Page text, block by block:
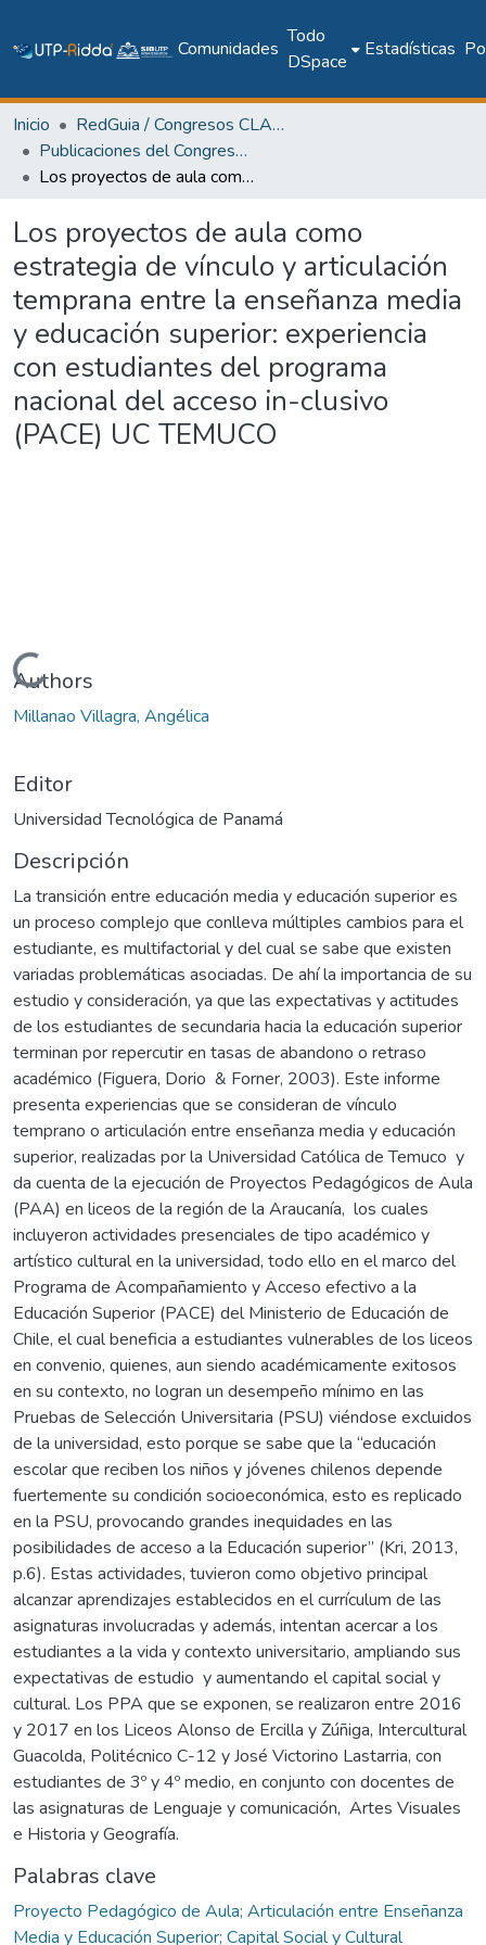
Comunidades
Todo
DSpace
Estadísticas
Inicio
RedGuia / Congresos CLABES
Publicaciones del Congreso Internacional CLABES
Los proyectos de aula como estrategia de vínculo y articulación temprana entre la enseñanza media y educación superior: experiencia con estudiantes del programa nacional del acceso in-clusivo (PACE) UC TEMUCO
Los proyectos de aula como
estrategia de vínculo y articulación
temprana entre la enseñanza media
y educación superior: experiencia
con estudiantes del programa
nacional del acceso in-clusivo
(PACE) UC TEMUCO
Cargando...
Authors
Millanao Villagra, Angélica
Editor
Universidad Tecnológica de Panamá
Descripción
La transición entre educación media y educación superior es
un proceso complejo que conlleva múltiples cambios para el
estudiante, es multifactorial y del cual se sabe que existen
variadas problemáticas asociadas. De ahí la importancia de su
estudio y consideración, ya que las expectativas y actitudes
de los estudiantes de secundaria hacia la educación superior
terminan por repercutir en tasas de abandono o retraso
académico (Figuera, Dorio & Forner, 2003). Este informe
presenta experiencias que se consideran de vínculo
temprano o articulación entre enseñanza media y educación
superior, realizadas por la Universidad Católica de Temuco y
da cuenta de la ejecución de Proyectos Pedagógicos de Aula
(PAA) en liceos de la región de la Araucanía, los cuales
incluyeron actividades presenciales de tipo académico y
artístico cultural en la universidad, todo ello en el marco del
Programa de Acompañamiento y Acceso efectivo a la
Educación Superior (PACE) del Ministerio de Educación de
Chile, el cual beneficia a estudiantes vulnerables de los liceos
en convenio, quienes, aun siendo académicamente exitosos
en su contexto, no logran un desempeño mínimo en las
Pruebas de Selección Universitaria (PSU) viéndose excluidos
de la universidad, esto porque se sabe que la “educación
escolar que reciben los niños y jóvenes chilenos depende
fuertemente su condición socioeconómica, esto es replicado
en la PSU, provocando grandes inequidades en las
posibilidades de acceso a la Educación superior” (Kri, 2013,
p.6). Estas actividades, tuvieron como objetivo principal
alcanzar aprendizajes establecidos en el currículum de las
asignaturas involucradas y además, intentan acercar a los
estudiantes a la vida y contexto universitario, ampliando sus
expectativas de estudio y aumentando el capital social y
cultural. Los PPA que se exponen, se realizaron entre 2016
y 2017 en los Liceos Alonso de Ercilla y Zúñiga, Intercultural
Guacolda, Politécnico C-12 y José Victorino Lastarria, con
estudiantes de 3º y 4º medio, en conjunto con docentes de
las asignaturas de Lenguaje y comunicación, Artes Visuales
e Historia y Geografía.
Palabras clave
Proyecto Pedagógico de Aula; Articulación entre Enseñanza
Media y Educación Superior; Capital Social y Cultural